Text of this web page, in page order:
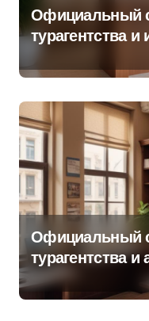
Официальный
турагентства
Официальный
турагентства
продаж по